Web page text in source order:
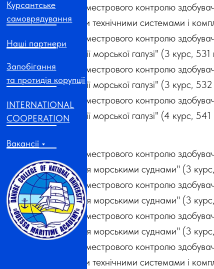
Курсантське
самоврядування
Запобігання
та протидія корупції
Наші партнери
INTERNATIONAL
COOPERATION
Вакансії
Графік семестрового контролю
судновими технічними системами і
Графік семестрового контролю
організації морської галузі" (3 курс,
Графік семестрового контролю
організації морської галузі" (3 курс,
Графік семестрового контролю
організації морської галузі" (4 курс,
Графік семестрового контролю
управління морськими суднами" (3
Графік семестрового контролю
управління морськими суднами" (3
Графік семестрового контролю
управління морськими суднами" (3
Графік семестрового контролю
судновими технічними системами і